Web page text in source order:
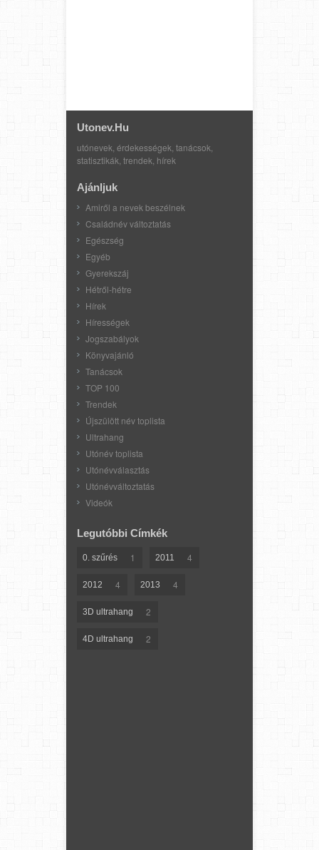
Utonev.hu
utónevek, érdekességek, tanácsok,
statisztikák, trendek, hírek
Ajánljuk
Amiről a nevek beszélnek
Családnév változtatás
Egészség
Egyéb
Gyerekszáj
Hétről-hétre
Hírek
Hírességek
Jogszabályok
Könyvajánló
Tanácsok
TOP 100
Trendek
Újszülött név toplista
Ultrahang
Utónév toplista
Utónévválasztás
Utónévváltoztatás
Videók
Legutóbbi Címkék
0. szűrés 1 2011 4
2012 4 2013 4
3D ultrahang 2
4D ultrahang 2